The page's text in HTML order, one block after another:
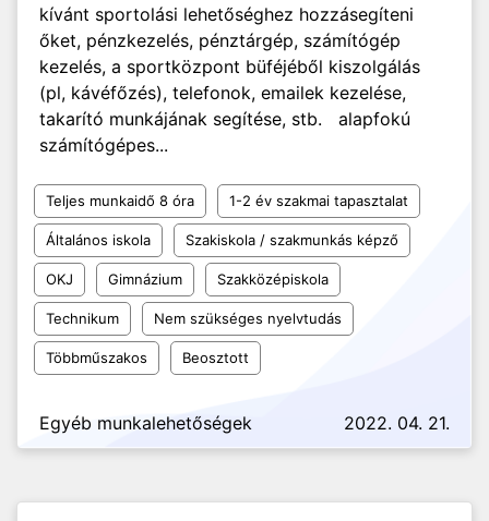
kívánt sportolási lehetőséghez hozzásegíteni
őket, pénzkezelés, pénztárgép, számítógép
kezelés, a sportközpont büféjéből kiszolgálás
(pl, kávéfőzés), telefonok, emailek kezelése,
takarító munkájának segítése, stb. alapfokú
számítógépes...
Teljes munkaidő 8 óra 1-2 év szakmai tapasztalat
Általános iskola Szakiskola / szakmunkás képző
OKJ Gimnázium Szakközépiskola
Technikum Nem szükséges nyelvtudás
Többműszakos Beosztott
Egyéb munkalehetőségek 2022. 04. 21.